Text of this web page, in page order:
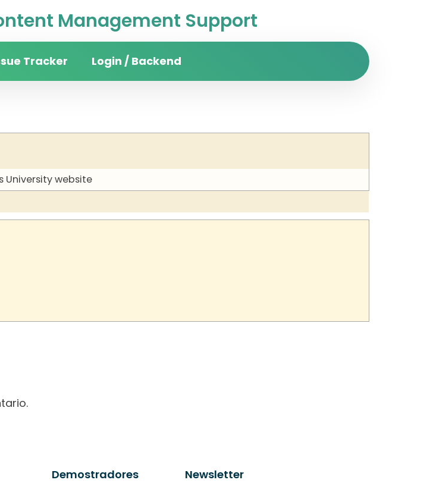
Management Support
Tracker Login / Backend
University website
Demostradores Newsletter